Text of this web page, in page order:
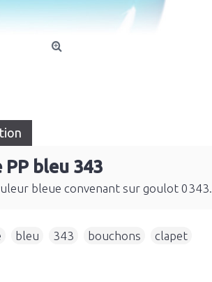
PP bleu 343
bleue convenant sur goulot 0343.
bleu 343 bouchons clapet